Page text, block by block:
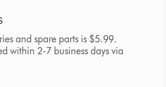
and spare parts is $5.99.
within 2-7 business days via